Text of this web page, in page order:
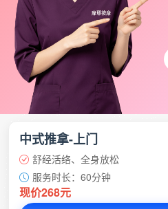
中式推拿-上门
舒经活络、全身放松
服务时长：60分钟
现价268元